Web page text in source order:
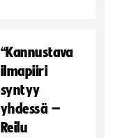
“Kannustava
ilmapiiri
syntyy
yhdessä –
Reilu